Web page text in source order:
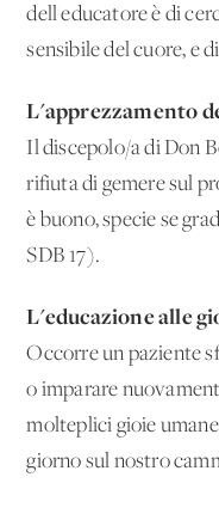
dell'educatore è di
sensibile del cuore, e
L'apprezzamento
Il discepolo/a di Don
rifiuta di gemere sul
è buono, specie se
SDB 17).
L'educazione alle
Occorre un paziente
o imparare
molteplici gioie
giorno sul nostro